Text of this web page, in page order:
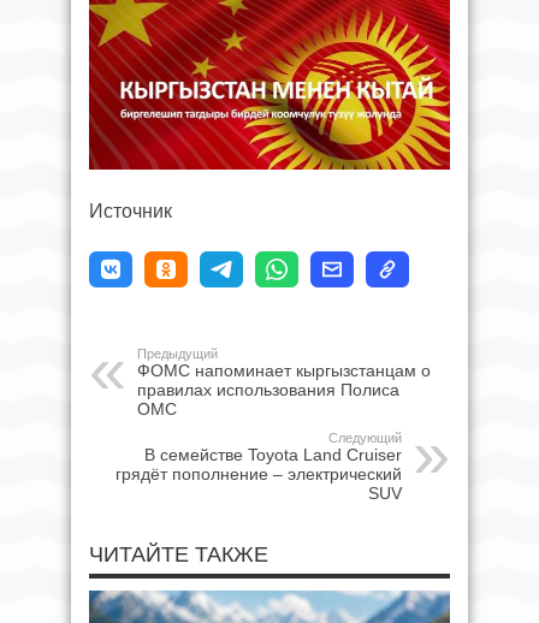
Источник
Предыдущий
ФОМС напоминает кыргызстанцам о
правилах использования Полиса
ОМС
Следующий
В семействе Toyota Land Cruiser
грядёт пополнение – электрический
SUV
ЧИТАЙТЕ ТАКЖЕ